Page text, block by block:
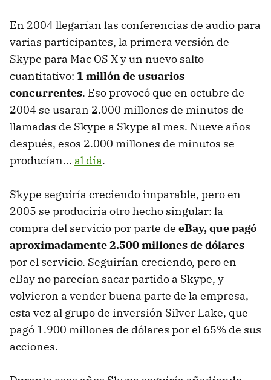
En 2004 llegarían las conferencias de audio para
varias participantes, la primera versión de
Skype para Mac OS X y un nuevo salto
cuantitativo: 1 millón de usuarios
concurrentes. Eso provocó que en octubre de
2004 se usaran 2.000 millones de minutos de
llamadas de Skype a Skype al mes. Nueve años
después, esos 2.000 millones de minutos se
producían... al día.
Skype seguiría creciendo imparable, pero en
2005 se produciría otro hecho singular: la
compra del servicio por parte de eBay, que pagó
aproximadamente 2.500 millones de dólares
por el servicio. Seguirían creciendo, pero en
eBay no parecían sacar partido a Skype, y
volvieron a vender buena parte de la empresa,
esta vez al grupo de inversión Silver Lake, que
pagó 1.900 millones de dólares por el 65% de sus
acciones.